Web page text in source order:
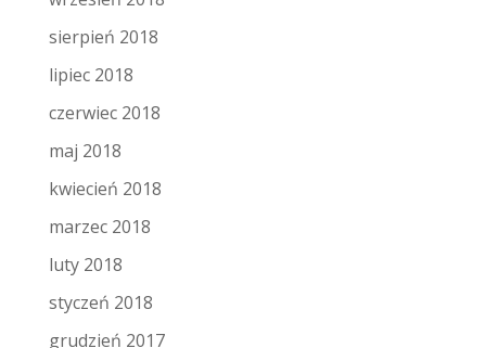
sierpień 2018
lipiec 2018
czerwiec 2018
maj 2018
kwiecień 2018
marzec 2018
luty 2018
styczeń 2018
grudzień 2017